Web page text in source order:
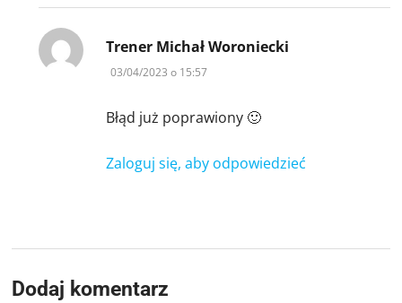
Trener Michał Woroniecki
03/04/2023 o 15:57
Błąd już poprawiony 🙂
Zaloguj się, aby odpowiedzieć
Dodaj komentarz